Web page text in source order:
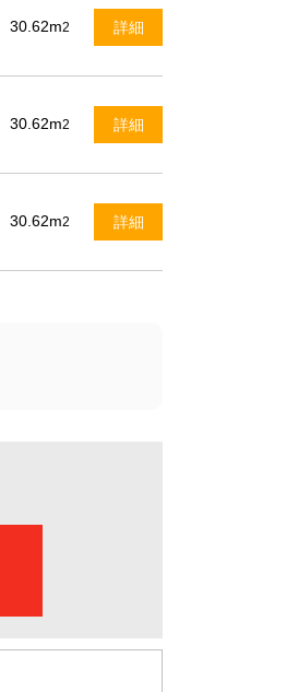
30.62m2 詳細
30.62m2 詳細
30.62m2 詳細